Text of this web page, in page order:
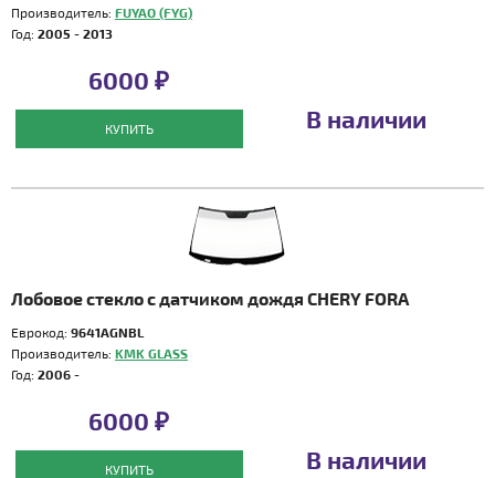
Производитель: FUYAO (FYG)
Год: 2005 - 2013
6000 ₽
КУПИТЬ В наличии
Лобовое стекло с датчиком дождя CHERY FORA
Еврокод: 9641AGNBL
Производитель: KMK GLASS
Год: 2006 -
6000 ₽
КУПИТЬ В наличии